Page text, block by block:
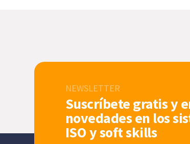
NEWSLETTER
Suscríbete gratis y
novedades en los
ISO y soft skills